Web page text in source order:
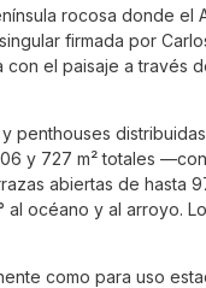
rocosa donde
firmada por
el paisaje a través
penthouses
y 727 m² totales
abiertas de hasta
océano y al arroyo.
como para uso